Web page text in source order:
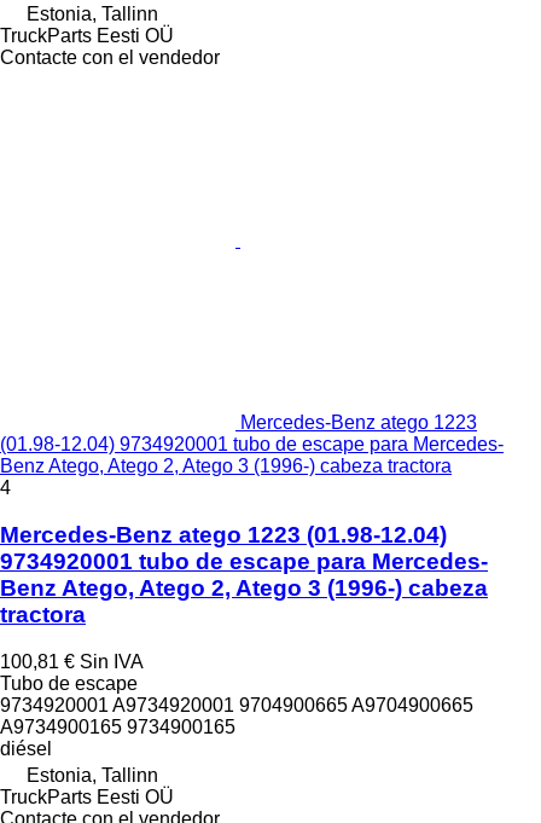
Estonia, Tallinn
TruckParts Eesti OÜ
Contacte con el vendedor
Mercedes-Benz atego 1223
(01.98-12.04) 9734920001 tubo de escape para Mercedes-
Benz Atego, Atego 2, Atego 3 (1996-) cabeza tractora
4
Mercedes-Benz atego 1223 (01.98-12.04)
9734920001 tubo de escape para Mercedes-
Benz Atego, Atego 2, Atego 3 (1996-) cabeza
tractora
100,81 € Sin IVA
Tubo de escape
9734920001 A9734920001 9704900665 A9704900665
A9734900165 9734900165
diésel
Estonia, Tallinn
TruckParts Eesti OÜ
Contacte con el vendedor